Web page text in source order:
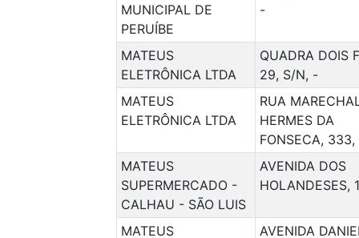
MUNICIPAL DE
PERUÍBE
-
MATEUS
ELETRÔNICA LTDA
QUADRA DOIS
29, S/N, -
MATEUS
ELETRÔNICA LTDA
RUA
HERMES DA
FONSECA,
MATEUS
SUPERMERCADO -
CALHAU - SÃO LUIS
AVENIDA DOS
HOLANDESES,
MATEUS
AVENIDA